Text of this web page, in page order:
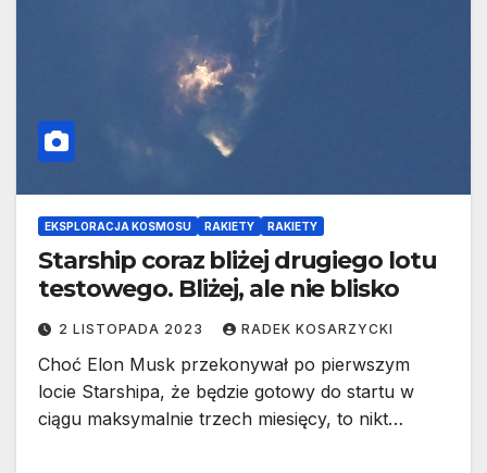
EKSPLORACJA KOSMOSU RAKIETY RAKIETY
Starship coraz bliżej drugiego lotu
testowego. Bliżej, ale nie blisko
2 LISTOPADA 2023 RADEK KOSARZYCKI
Choć Elon Musk przekonywał po pierwszym
locie Starshipa, że będzie gotowy do startu w
ciągu maksymalnie trzech miesięcy, to nikt…